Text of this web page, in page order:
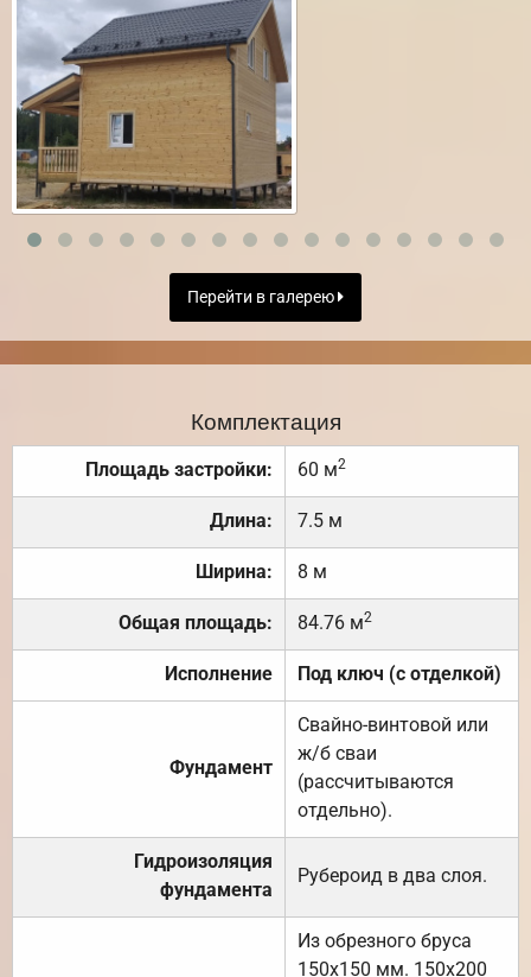
Перейти в галерею
Комплектация
Площадь застройки: 60 м2
Длина: 7.5 м
Ширина: 8 м
Общая площадь: 84.76 м2
Исполнение Под ключ (с отделкой)
Фундамент
Свайно-винтовой или
ж/б сваи
(рассчитываются
отдельно).
Гидроизоляция
фундамента
Рубероид в два слоя.
Из обрезного бруса
150х150 мм. 150х200